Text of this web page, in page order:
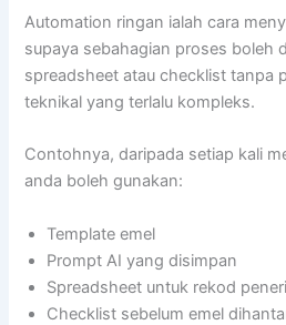
Automation ringan ialah cara
supaya sebahagian proses boleh
spreadsheet atau checklist tanpa
teknikal yang terlalu kompleks.
Contohnya, daripada setiap kali
anda boleh gunakan:
Template emel
Prompt AI yang disimpan
Spreadsheet untuk rekod
Checklist sebelum emel